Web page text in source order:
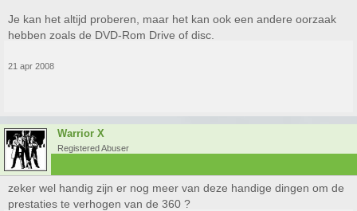
Je kan het altijd proberen, maar het kan ook een andere oorzaak
hebben zoals de DVD-Rom Drive of disc.
21 apr 2008
Warrior X
Registered Abuser
zeker wel handig zijn er nog meer van deze handige dingen om de
prestaties te verhogen van de 360 ?